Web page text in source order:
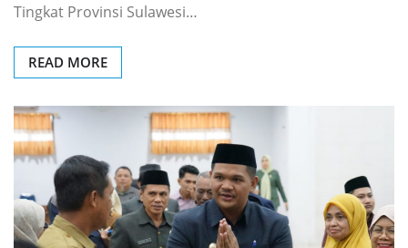
Tingkat Provinsi Sulawesi…
READ MORE